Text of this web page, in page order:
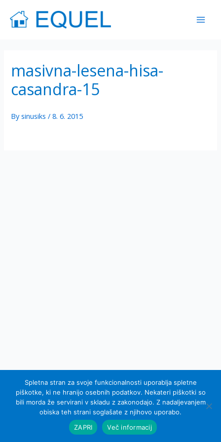
content
masivna-lesena-hisa-
casandra-15
Bysinusiks/8. 6. 2015
© 2007 - 2015 Equel d.o.o.; vse pravice pridržane
Izdelava spletnih strani Sinus IKS
Spletna stran za svoje funkcionalnosti uporablja spletne
piškotke, ki ne hranijo osebnih podatkov. Nekateri piškotki so
bili morda že servirani v skladu z zakonodajo. Z nadaljevanjem
obiska teh strani soglašate z njihovo uporabo.
ZAPRI
Več informacij